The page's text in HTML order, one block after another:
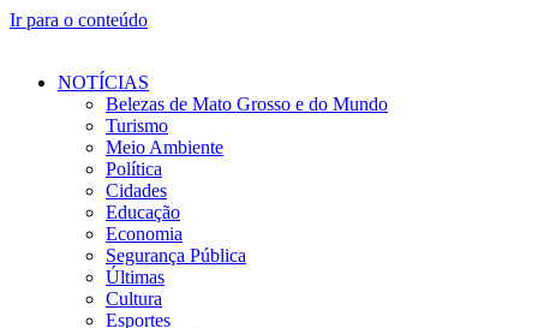
Ir para o conteúdo
NOTÍCIAS
Belezas de Mato Grosso e do Mundo
Turismo
Meio Ambiente
Política
Cidades
Educação
Economia
Segurança Pública
Últimas
Cultura
Esportes